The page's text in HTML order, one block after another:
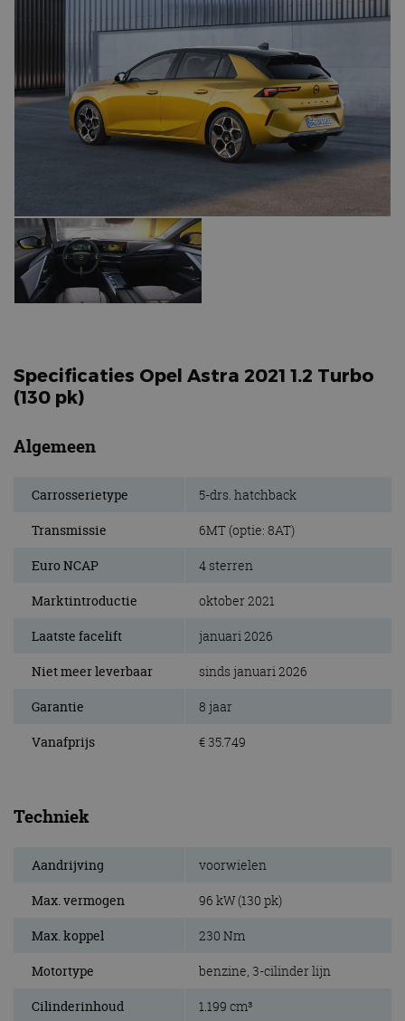
Specificaties Opel Astra 2021 1.2 Turbo
(130 pk)
Algemeen
Carrosserietype 5-drs. hatchback
Transmissie 6MT (optie: 8AT)
Euro NCAP 4 sterren
Marktintroductie oktober 2021
Laatste facelift januari 2026
Niet meer leverbaar sinds januari 2026
Garantie 8 jaar
Vanafprijs € 35.749
Techniek
Aandrijving voorwielen
Max. vermogen 96 kW (130 pk)
Max. koppel 230 Nm
Motortype benzine, 3-cilinder lijn
Cilinderinhoud 1.199 cm³